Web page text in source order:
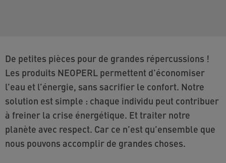
De petites pièces pour de grandes répercussions !
Les produits NEOPERL permettent d’économiser
l’eau et l’énergie, sans sacrifier le confort. Notre
solution est simple : chaque individu peut contribuer
à freiner la crise énergétique. Et traiter notre
planète avec respect. Car ce n’est qu’ensemble que
nous pouvons accomplir de grandes choses.